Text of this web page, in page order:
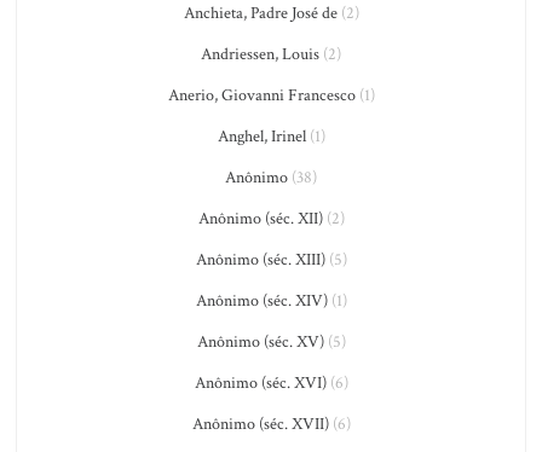
Anchieta, Padre José de(2)
Andriessen, Louis (2)
Anerio, Giovanni Francesco(1)
Anghel, Irinel(1)
Anônimo (38)
Anônimo (séc. XII)(2)
Anônimo (séc. XIII)(5)
Anônimo (séc. XIV)(1)
Anônimo (séc. XV)(5)
Anônimo (séc. XVI)(6)
Anônimo (séc. XVII)(6)